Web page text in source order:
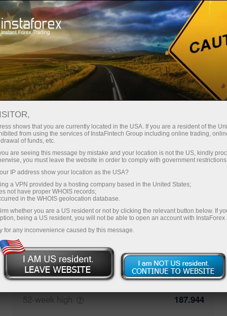
ट्रेडर्स के लिए ट्रेडिंग इंस्ट्रूमेंट्स EURJPY.FX
EURJPY.fx
182.523 (%) 07 Aug 2026 20:59
Buy
182.523
Sell
50% Traders' feedback 50%
Closing
182.144
Maximumprice
182.687
52-week high
187.944
shows that you are currently located in the USA. If you are a resident of the
from using the services of InstaFintech Group including online trading,
of funds, etc.
are seeing this message by mistake and your location is not the US, kindly
you must leave the website in order to comply with government
IP address show your location as the USA?
a VPN provided by a hosting company based in the United States;
not have proper WHOIS records;
in the WHOIS geolocation database.
whether you are a US resident or not by clicking the relevant button below. If
being a US resident, you will not be able to open an account with InstaForex
for any inconvenience caused by this message.